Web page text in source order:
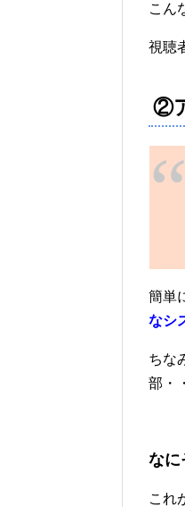
こん
視聴
②
簡単
なシ
ちな
部・
なに
これ